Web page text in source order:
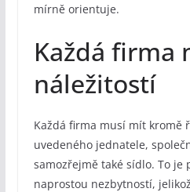
mírně orientuje.
Každá firma
náležitostí
Každá firma musí mít kromě
uvedeného jednatele,
samozřejmě také sídlo. To je
naprostou nezbytností,